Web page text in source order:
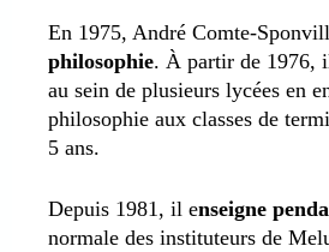
En 1975, André Comte-
philosophie. À partir de 1976,
au sein de plusieurs lycées en
philosophie aux classes de
5 ans.
Depuis 1981, il enseigne
normale des instituteurs de